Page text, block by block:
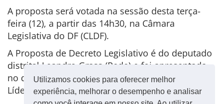
Utilizamos cookies para oferecer melhor
experiência, melhorar o desempenho e analisar
A proposta será votada na sessão desta terça-
feira (12), a partir das 14h30, na Câmara
Legislativa do DF (CLDF).
A Proposta de Decreto Legislativo é do deputado
distrital Leandro Grass (Rede) e foi apresentada
no dia 1º de fevereiro. Em reunião do Colégio de
Líderes foi definido que seria votada nesta terça.